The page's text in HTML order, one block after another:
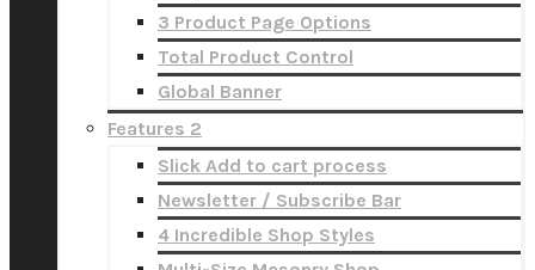
3 Product Page Options
Total Product Control
Global Banner
Features 2
Slick Add to cart process
Newsletter / Subscribe Bar
4 Incredible Shop Styles